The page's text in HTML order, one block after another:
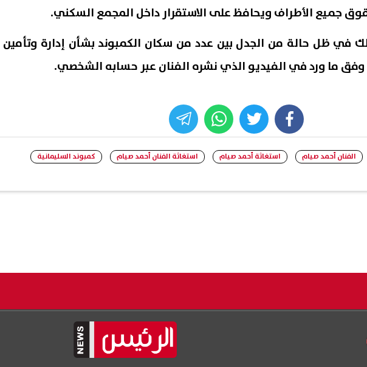
جميع الأطراف ويحافظ على الاستقرار داخل المجمع السكني.
في ظل حالة من الجدل بين عدد من سكان الكمبوند بشأن إدارة وتأمين
وفق ما ورد في الفيديو الذي نشره الفنان عبر حسابه الشخصي.
facebook
twitter
whats
الفنان أحمد صيام استغاثة أحمد صيام استغاثة الفنان أحمد صيام كمبوند السليمانية